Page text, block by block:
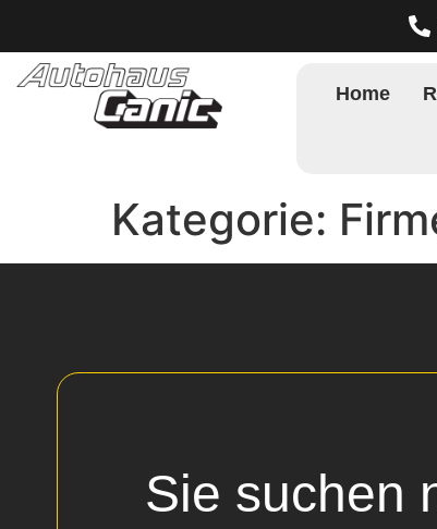
Home
Kategorie:
Sie suchen